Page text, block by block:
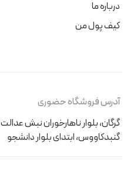
درباره ما
کیف پول من
آدرس فروشگاه حضوری
گرگان، بلوار ناهارخوران نبش عدالت 68
گنبدکاووس، ابتدای بلوار دانشجو